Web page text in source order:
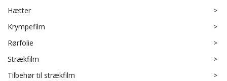
>
Hætter
>
Krympefilm
>
Rørfolie
>
Strækfilm
>
Tilbehør til strækfilm